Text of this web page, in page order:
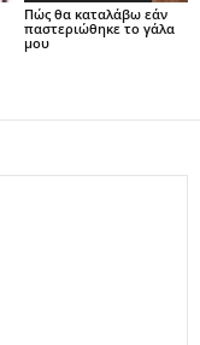
Πώς θα καταλάβω εάν
παστεριώθηκε το γάλα
μου